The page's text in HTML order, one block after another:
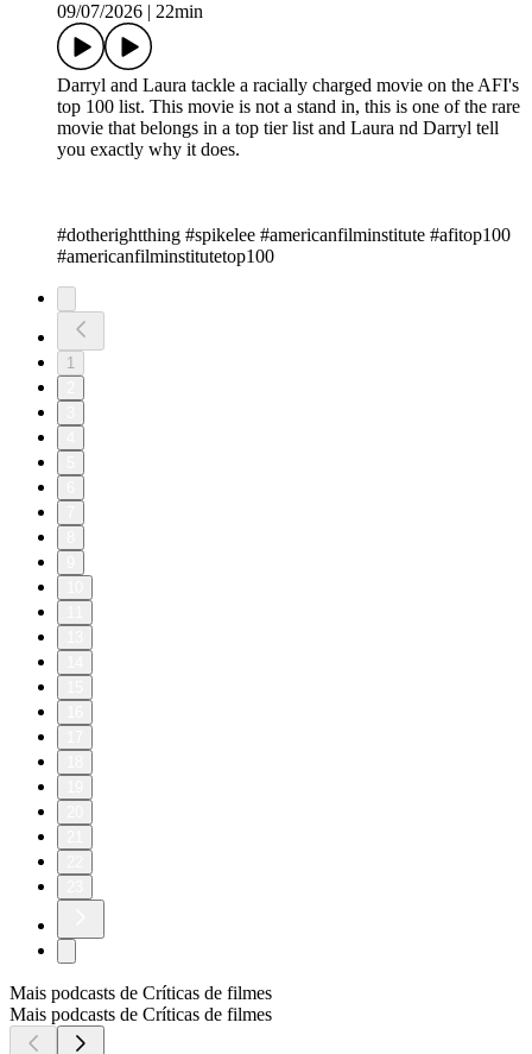
09/07/2026
22min
Darryl and Laura tackle a racially charged movie on the AFI's
top 100 list. This movie is not a stand in, this is one of the rare
movie that belongs in a top tier list and Laura nd Darryl tell
you exactly why it does.
#dotherightthing #spikelee #americanfilminstitute #afitop100
#americanfilminstitutetop100
1
Mais podcasts de Críticas de filmes
Mais podcasts de Críticas de filmes